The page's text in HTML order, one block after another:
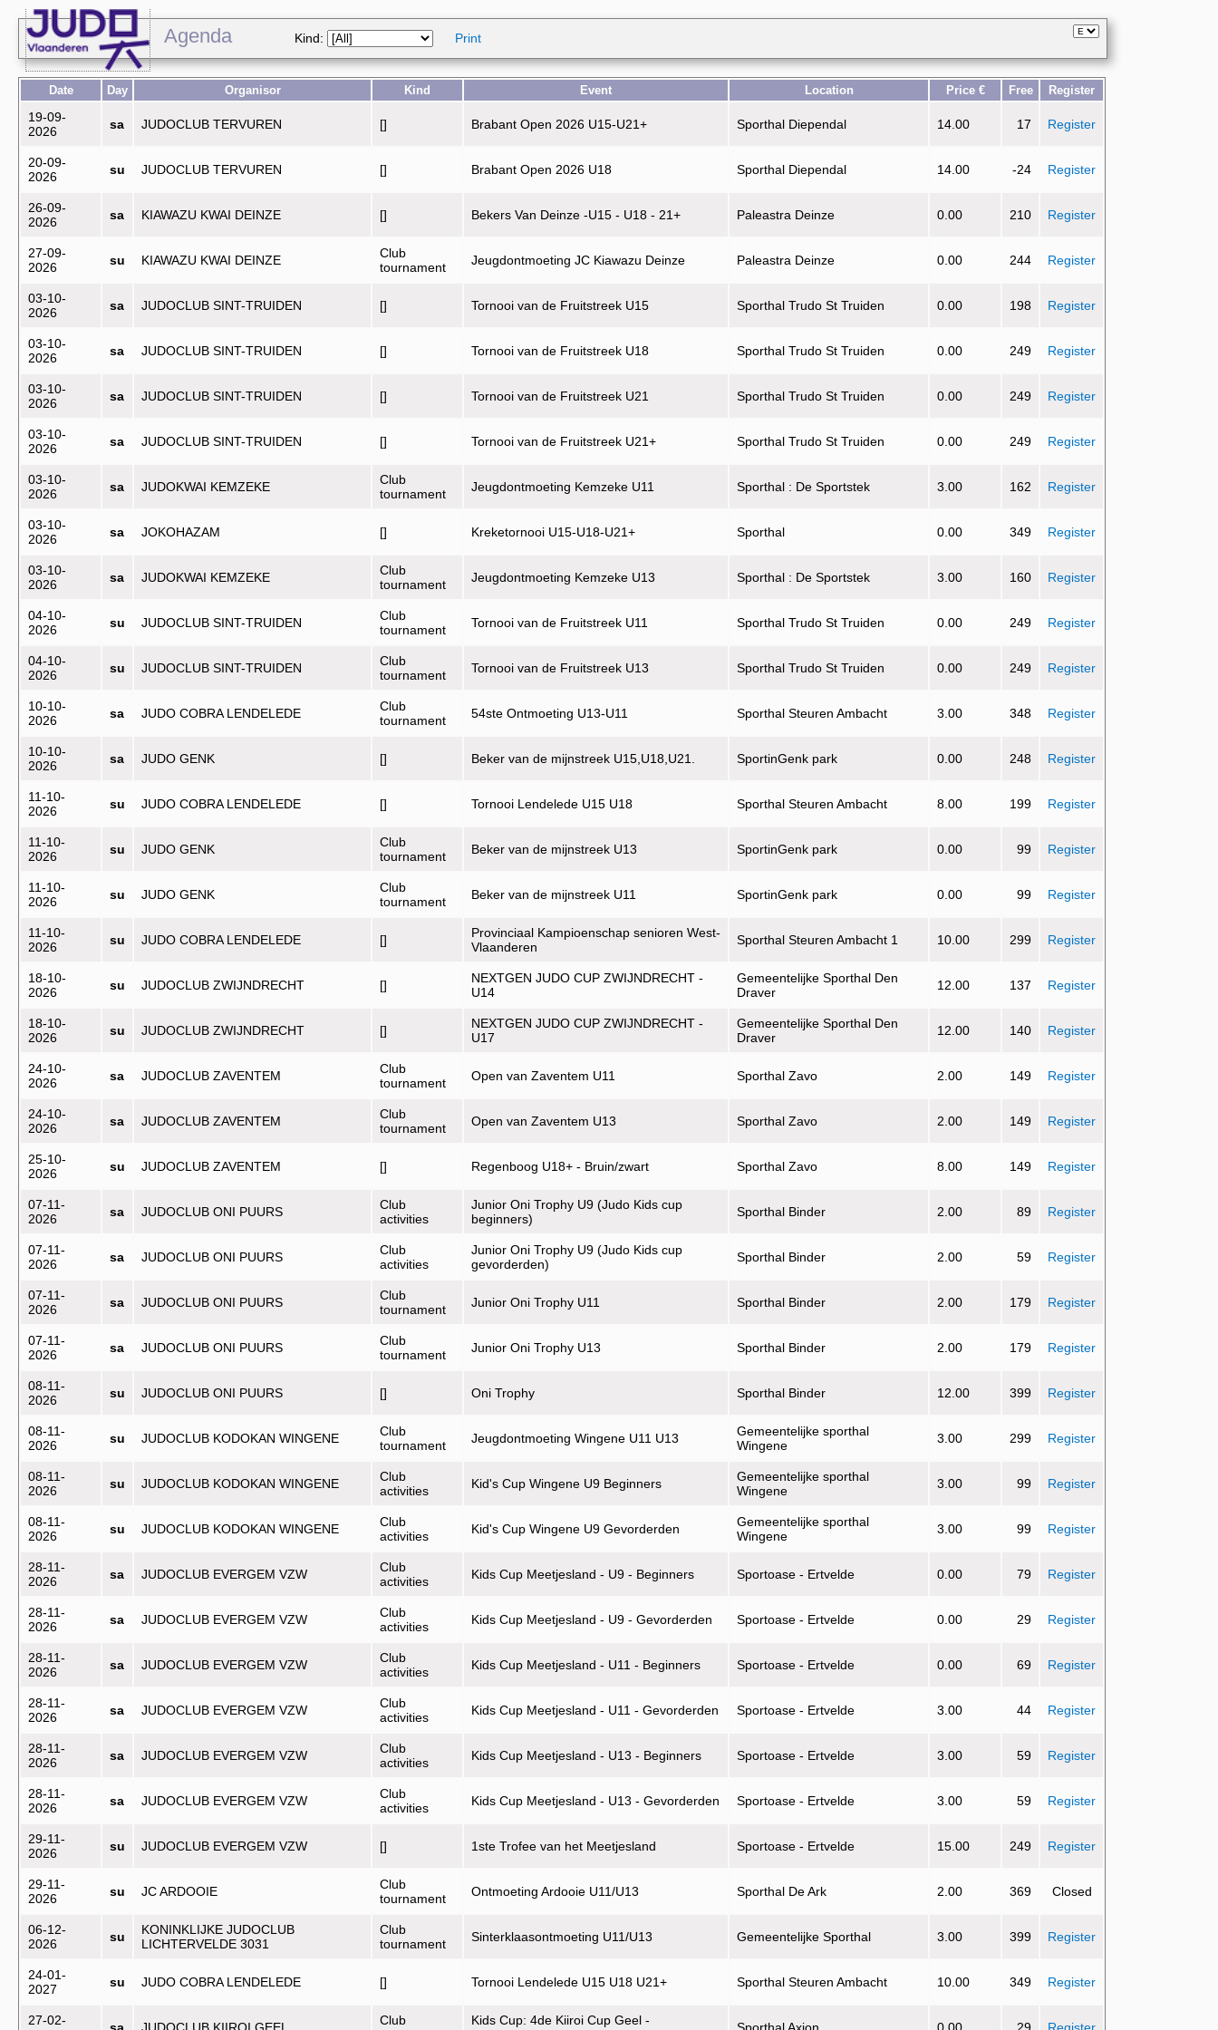
Agenda Kind: Print
Date Day Organisor Kind Event Location Price € Free Register
19-09-
2026
sa JUDOCLUB TERVUREN [] Brabant Open 2026 U15-U21+ Sporthal Diependal 14.00 17 Register
20-09-
2026
su JUDOCLUB TERVUREN [] Brabant Open 2026 U18 Sporthal Diependal 14.00 -24 Register
26-09-
2026
sa KIAWAZU KWAI DEINZE [] Bekers Van Deinze -U15 - U18 - 21+ Paleastra Deinze 0.00 210 Register
27-09-
2026
su KIAWAZU KWAI DEINZE
Club
tournament
Jeugdontmoeting JC Kiawazu Deinze Paleastra Deinze 0.00 244 Register
03-10-
2026
sa JUDOCLUB SINT-TRUIDEN [] Tornooi van de Fruitstreek U15 Sporthal Trudo St Truiden 0.00 198 Register
03-10-
2026
sa JUDOCLUB SINT-TRUIDEN [] Tornooi van de Fruitstreek U18 Sporthal Trudo St Truiden 0.00 249 Register
03-10-
2026
sa JUDOCLUB SINT-TRUIDEN [] Tornooi van de Fruitstreek U21 Sporthal Trudo St Truiden 0.00 249 Register
03-10-
2026
sa JUDOCLUB SINT-TRUIDEN [] Tornooi van de Fruitstreek U21+ Sporthal Trudo St Truiden 0.00 249 Register
03-10-
2026
sa JUDOKWAI KEMZEKE
Club
tournament
Jeugdontmoeting Kemzeke U11 Sporthal : De Sportstek 3.00 162 Register
03-10-
2026
sa JOKOHAZAM [] Kreketornooi U15-U18-U21+ Sporthal 0.00 349 Register
03-10-
2026
sa JUDOKWAI KEMZEKE
Club
tournament
Jeugdontmoeting Kemzeke U13 Sporthal : De Sportstek 3.00 160 Register
04-10-
2026
su JUDOCLUB SINT-TRUIDEN
Club
tournament
Tornooi van de Fruitstreek U11 Sporthal Trudo St Truiden 0.00 249 Register
04-10-
2026
su JUDOCLUB SINT-TRUIDEN
Club
tournament
Tornooi van de Fruitstreek U13 Sporthal Trudo St Truiden 0.00 249 Register
10-10-
2026
sa JUDO COBRA LENDELEDE
Club
tournament
54ste Ontmoeting U13-U11 Sporthal Steuren Ambacht 3.00 348 Register
10-10-
2026
sa JUDO GENK [] Beker van de mijnstreek U15,U18,U21. SportinGenk park 0.00 248 Register
11-10-
2026
su JUDO COBRA LENDELEDE [] Tornooi Lendelede U15 U18 Sporthal Steuren Ambacht 8.00 199 Register
11-10-
2026
su JUDO GENK
Club
tournament
Beker van de mijnstreek U13 SportinGenk park 0.00 99 Register
11-10-
2026
su JUDO GENK
Club
tournament
Beker van de mijnstreek U11 SportinGenk park 0.00 99 Register
11-10-
2026
su JUDO COBRA LENDELEDE []
Provinciaal Kampioenschap senioren West-
Vlaanderen
Sporthal Steuren Ambacht 1 10.00 299 Register
18-10-
2026
su JUDOCLUB ZWIJNDRECHT []
NEXTGEN JUDO CUP ZWIJNDRECHT -
U14
Gemeentelijke Sporthal Den
Draver
12.00 137 Register
18-10-
2026
su JUDOCLUB ZWIJNDRECHT []
NEXTGEN JUDO CUP ZWIJNDRECHT -
U17
Gemeentelijke Sporthal Den
Draver
12.00 140 Register
24-10-
2026
sa JUDOCLUB ZAVENTEM
Club
tournament
Open van Zaventem U11 Sporthal Zavo 2.00 149 Register
24-10-
2026
sa JUDOCLUB ZAVENTEM
Club
tournament
Open van Zaventem U13 Sporthal Zavo 2.00 149 Register
25-10-
2026
su JUDOCLUB ZAVENTEM [] Regenboog U18+ - Bruin/zwart Sporthal Zavo 8.00 149 Register
07-11-
2026
sa JUDOCLUB ONI PUURS
Club
activities
Junior Oni Trophy U9 (Judo Kids cup
beginners)
Sporthal Binder 2.00 89 Register
07-11-
2026
sa JUDOCLUB ONI PUURS
Club
activities
Junior Oni Trophy U9 (Judo Kids cup
gevorderden)
Sporthal Binder 2.00 59 Register
07-11-
2026
sa JUDOCLUB ONI PUURS
Club
tournament
Junior Oni Trophy U11 Sporthal Binder 2.00 179 Register
07-11-
2026
sa JUDOCLUB ONI PUURS
Club
tournament
Junior Oni Trophy U13 Sporthal Binder 2.00 179 Register
08-11-
2026
su JUDOCLUB ONI PUURS [] Oni Trophy Sporthal Binder 12.00 399 Register
08-11-
2026
su JUDOCLUB KODOKAN WINGENE
Club
tournament
Jeugdontmoeting Wingene U11 U13
Gemeentelijke sporthal
Wingene
3.00 299 Register
08-11-
2026
su JUDOCLUB KODOKAN WINGENE
Club
activities
Kid's Cup Wingene U9 Beginners
Gemeentelijke sporthal
Wingene
3.00 99 Register
08-11-
2026
su JUDOCLUB KODOKAN WINGENE
Club
activities
Kid's Cup Wingene U9 Gevorderden
Gemeentelijke sporthal
Wingene
3.00 99 Register
28-11-
2026
sa JUDOCLUB EVERGEM VZW
Club
activities
Kids Cup Meetjesland - U9 - Beginners Sportoase - Ertvelde 0.00 79 Register
28-11-
2026
sa JUDOCLUB EVERGEM VZW
Club
activities
Kids Cup Meetjesland - U9 - Gevorderden Sportoase - Ertvelde 0.00 29 Register
28-11-
2026
sa JUDOCLUB EVERGEM VZW
Club
activities
Kids Cup Meetjesland - U11 - Beginners Sportoase - Ertvelde 0.00 69 Register
28-11-
2026
sa JUDOCLUB EVERGEM VZW
Club
activities
Kids Cup Meetjesland - U11 - Gevorderden Sportoase - Ertvelde 3.00 44 Register
28-11-
2026
sa JUDOCLUB EVERGEM VZW
Club
activities
Kids Cup Meetjesland - U13 - Beginners Sportoase - Ertvelde 3.00 59 Register
28-11-
2026
sa JUDOCLUB EVERGEM VZW
Club
activities
Kids Cup Meetjesland - U13 - Gevorderden Sportoase - Ertvelde 3.00 59 Register
29-11-
2026
su JUDOCLUB EVERGEM VZW [] 1ste Trofee van het Meetjesland Sportoase - Ertvelde 15.00 249 Register
29-11-
2026
su JC ARDOOIE
Club
tournament
Ontmoeting Ardooie U11/U13 Sporthal De Ark 2.00 369 Closed
06-12-
2026
su
KONINKLIJKE JUDOCLUB
LICHTERVELDE 3031
Club
tournament
Sinterklaasontmoeting U11/U13 Gemeentelijke Sporthal 3.00 399 Register
24-01-
2027
su JUDO COBRA LENDELEDE [] Tornooi Lendelede U15 U18 U21+ Sporthal Steuren Ambacht 10.00 349 Register
27-02-
Club
Kids Cup: 4de Kiiroi Cup Geel -